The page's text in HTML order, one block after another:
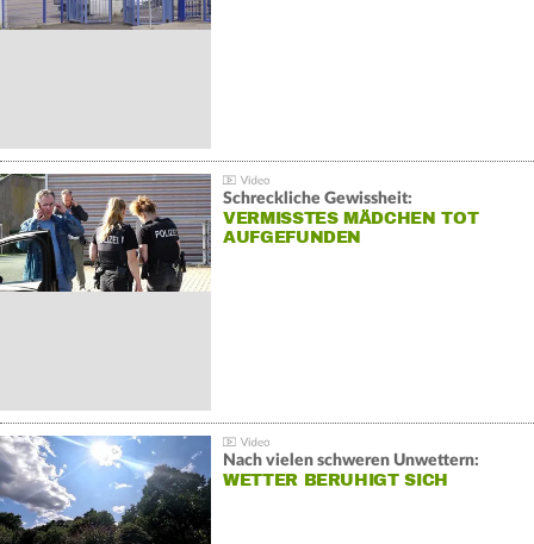
Schreckliche Gewissheit:
VERMISSTES MÄDCHEN TOT
AUFGEFUNDEN
Nach vielen schweren Unwettern:
WETTER BERUHIGT SICH